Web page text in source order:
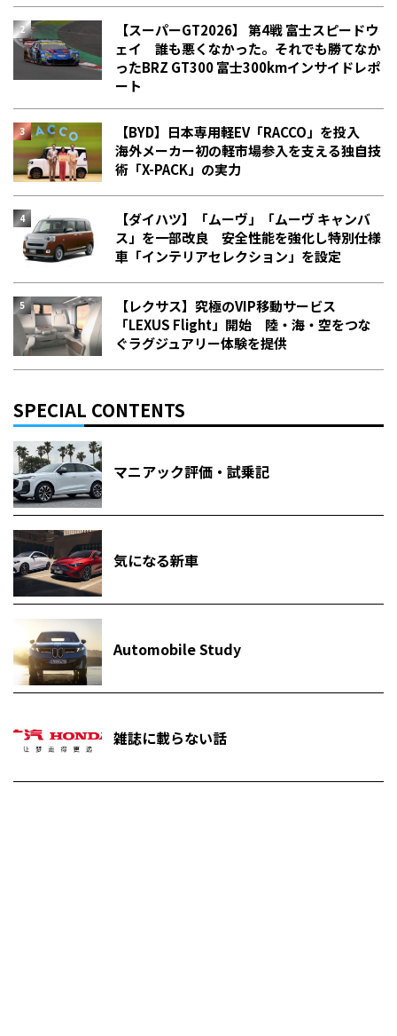
【スーパーGT2026】 第4戦 富士スピードウ
ェイ 誰も悪くなかった。それでも勝てなか
った――BRZ GT300 富士300kmインサイドレポ
ート
【BYD】日本専用軽EV「RACCO」を投入
海外メーカー初の軽市場参入を支える独自技
術「X-PACK」の実力
【ダイハツ】「ムーヴ」「ムーヴ キャンバ
ス」を一部改良 安全性能を強化し特別仕様
車「インテリアセレクション」を設定
【レクサス】究極のVIP移動サービス
「LEXUS Flight」開始 陸・海・空をつな
ぐラグジュアリー体験を提供
SPECIAL CONTENTS
マニアック評価・試乗記
気になる新車
Automobile Study
雑誌に載らない話